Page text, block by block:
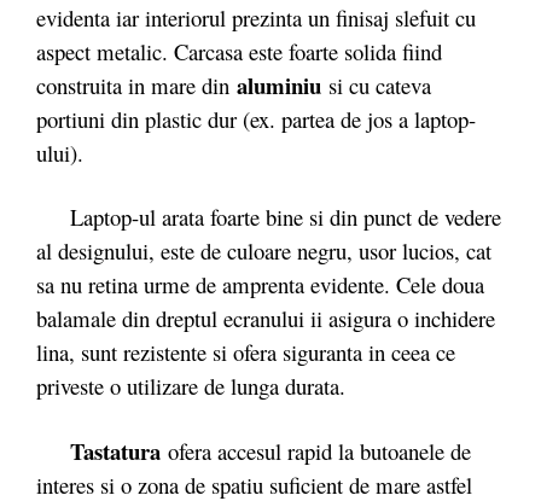
evidenta iar interiorul prezinta un finisaj slefuit cu
aspect metalic. Carcasa este foarte solida fiind
construita in mare din aluminiu si cu cateva
portiuni din plastic dur (ex. partea de jos a laptop-
ului).
Laptop-ul arata foarte bine si din punct de vedere
al designului, este de culoare negru, usor lucios, cat
sa nu retina urme de amprenta evidente. Cele doua
balamale din dreptul ecranului ii asigura o inchidere
lina, sunt rezistente si ofera siguranta in ceea ce
priveste o utilizare de lunga durata.
Tastatura ofera accesul rapid la butoanele de
interes si o zona de spatiu suficient de mare astfel